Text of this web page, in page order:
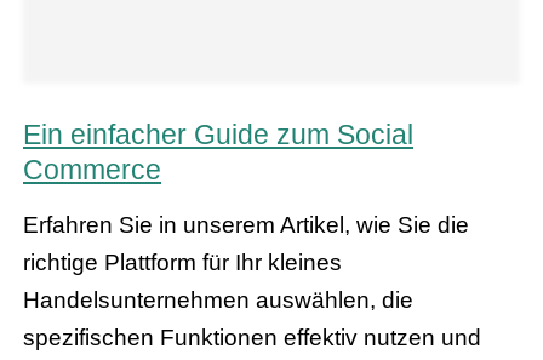
Ein einfacher Guide zum Social
Commerce
Erfahren Sie in unserem Artikel, wie Sie die
richtige Plattform für Ihr kleines
Handelsunternehmen auswählen, die
spezifischen Funktionen effektiv nutzen und